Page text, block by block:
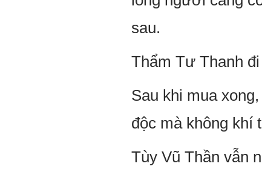
sau.
Thẩm Tư Thanh
Sau khi mua
độc mà không khí
Tùy Vũ Thần vẫn